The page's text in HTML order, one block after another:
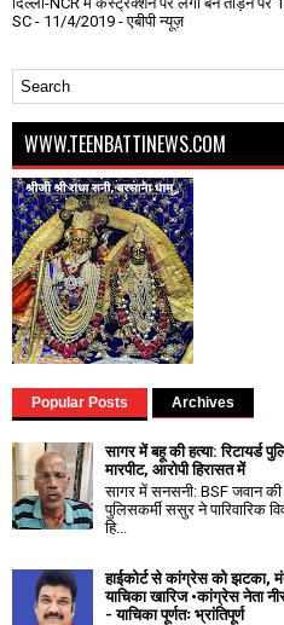
SC - 11/4/2019 - एबीपी न्यूज़
WWW.TEENBATTINEWS.COM
Popular Posts Archives
सागर में बहू की हत्या: रिटायर्ड
मारपीट, आरोपी हिरासत में
सागर में सनसनी: BSF जवान की
पुलिसकर्मी ससुर ने पारिवारिक
हि...
हाईकोर्ट से कांग्रेस को झटका,
याचिका खारिज •कांग्रेस नेता
- याचिका पूर्णतः भ्रांतिपूर्ण